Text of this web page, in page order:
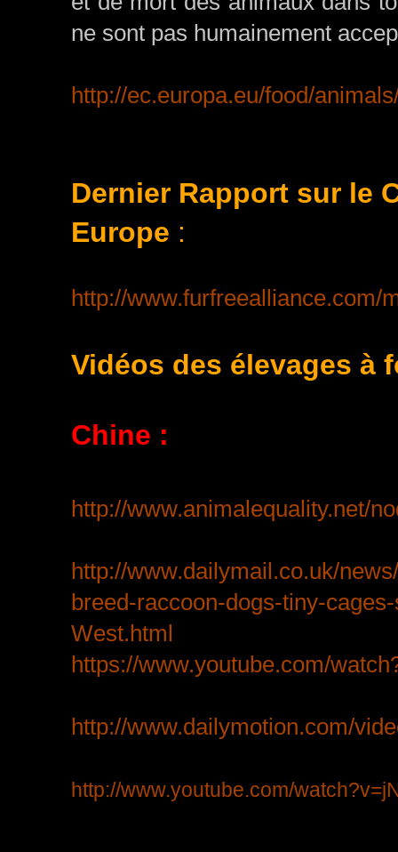
ne sont pas humainement
http://ec.europa.eu/food/
Dernier Rapport sur le
Europe :
http://www.furfreealliance.com/
Vidéos des élevages à
Chine :
http://www.animalequality.net/
http://www.dailymail.co.uk/
breed-raccoon-dogs-tiny-
West.html
https://www.youtube.com/
http://www.dailymotion.com/
http://www.youtube.com/